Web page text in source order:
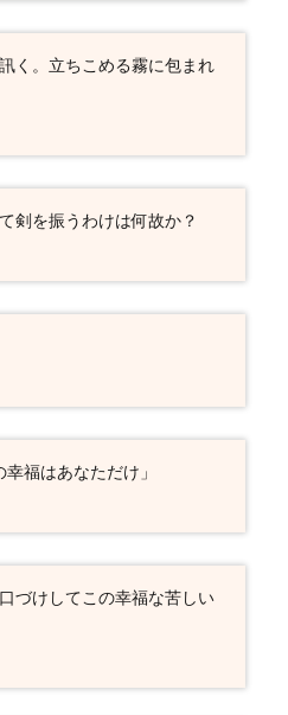
く。立ちこめる霧に包まれ
剣を振うわけは何故か？
福はあなただけ」
づけしてこの幸福な苦しい